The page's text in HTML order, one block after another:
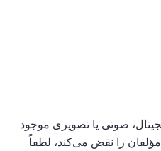
صوتی یا تصویری موجود
را نقض می‌کند، لطفاً